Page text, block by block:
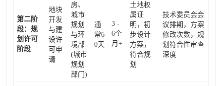
第二阶
段：规
划许可
阶段
地块
开发
与建
设许
可申
请
房、
城市
规划
与环
境部
(城市
规划
部门)
通
常6
0天
3 -
6个
月+
土地权
属证
明，初
步设计
方案，
符合规
划
技术委员会会
议排期，方案
修改次数，规
划符合性审查
深度